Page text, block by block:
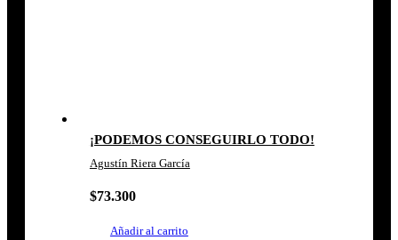
¡PODEMOS CONSEGUIRLO TODO!
Agustín Riera García
$73.300
Añadir al carrito